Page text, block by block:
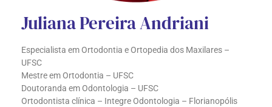
Juliana Pereira Andriani
Especialista em Ortodontia e Ortopedia dos Maxilares –
UFSC
Mestre em Ortodontia – UFSC
Doutoranda em Odontologia – UFSC
Ortodontista clínica – Integre Odontologia – Florianopólis